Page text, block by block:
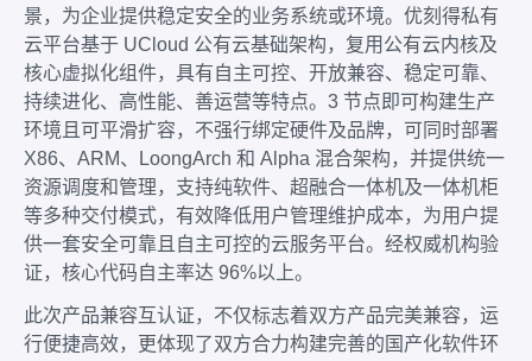
景，为企业提供稳定安全的业务系统或环境。优刻得私有
云平台基于 UCloud 公有云基础架构，复用公有云内核及
核心虚拟化组件，具有自主可控、开放兼容、稳定可靠、
持续进化、高性能、善运营等特点。3 节点即可构建生产
环境且可平滑扩容，不强行绑定硬件及品牌，可同时部署
X86、ARM、LoongArch 和 Alpha 混合架构，并提供统一
资源调度和管理，支持纯软件、超融合一体机及一体机柜
等多种交付模式，有效降低用户管理维护成本，为用户提
供一套安全可靠且自主可控的云服务平台。经权威机构验
证，核心代码自主率达 96%以上。
此次产品兼容互认证，不仅标志着双方产品完美兼容，运
行便捷高效，更体现了双方合力构建完善的国产化软件环